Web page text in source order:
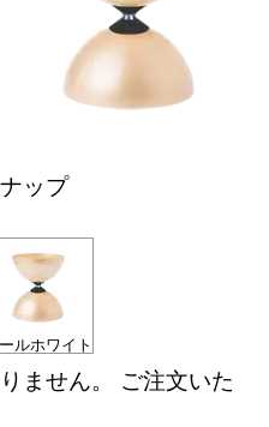
ップ
ルホワイト
ません。 ご注文いた